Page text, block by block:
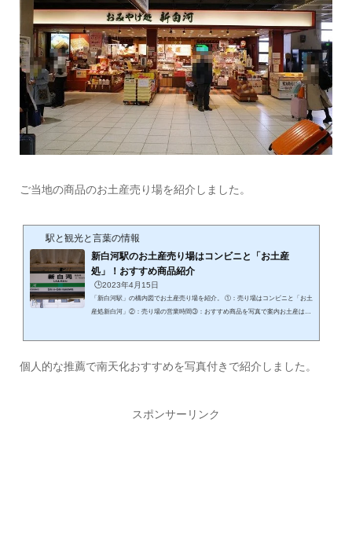
ご当地の商品のお土産売り場を紹介しました。
駅と観光と言葉の情報
新白河駅のお土産売り場はコンビニと「お土産
処」！おすすめ商品紹介
🕒️2023年4月15日
「新白河駅」の構内図でお土産売り場を紹介。 ①：売り場はコンビニと「お土
産処新白河」②：売り場の営業時間③：おすすめ商品を写真で案内お土産は地
内図で。（JR公式より引用）上の構内図の赤丸①番の箇所です。実際の現地の
個人的な推薦で南天化おすすめを写真付きで紹介しました。
スポンサーリンク